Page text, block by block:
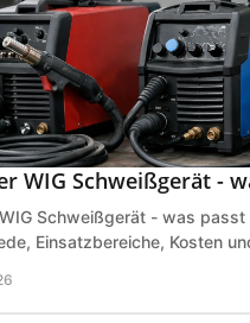
WIG Schweißgerät -
Schweißgerät - was passt
Einsatzbereiche, Kosten